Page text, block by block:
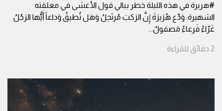
#هريرة في هذه الليلة خطر ببالي قول الأعشى في معلقته
الشهيرة: وَدِّع هُرَيرَةَ إِنَّ الرَكبَ مُرتَحِلُ وَهَل تُطيقُ وَداعاً أَيُّها الرَجُلُ
غَرّاءُ فَرعاءُ مَصقولٌ...
2 دقائق للقراءة